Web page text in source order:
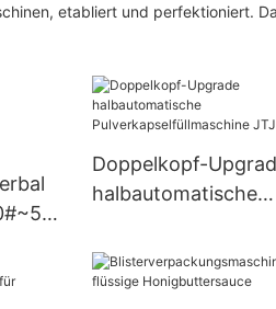
etabliert und perfektioniert.
Doppelkopf-
halbautomatische
JTJ-A PRO